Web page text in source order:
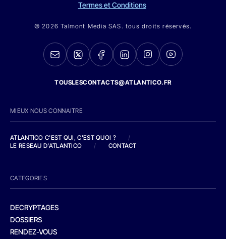
Termes et Conditions
© 2026 Talmont Media SAS. tous droits réservés.
TOUSLESCONTACTS@ATLANTICO.FR
MIEUX NOUS CONNAITRE
ATLANTICO C'EST QUI, C'EST QUOI ?
/
LE RESEAU D'ATLANTICO
/ CONTACT
CATEGORIES
DECRYPTAGES
DOSSIERS
RENDEZ-VOUS